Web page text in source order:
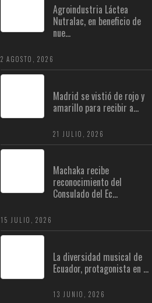
Agroindustria Láctea
Nutralac, en beneficio de
nue...
2 AGOSTO, 2026
Madrid se vistió de rojo y
amarillo para recibir a...
21 JULIO, 2026
Machaka recibe
reconocimiento del
Consulado del Ec...
15 JULIO, 2026
La diversidad musical de
Ecuador, protagonista en ...
13 JUNIO, 2026